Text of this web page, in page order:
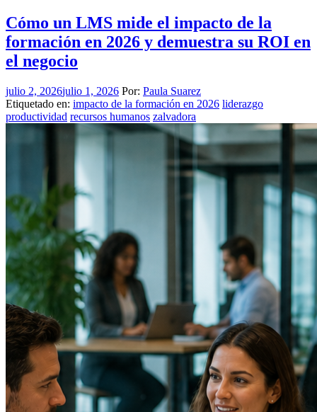
Cómo un LMS mide el impacto de la
formación en 2026 y demuestra su ROI en
el negocio
julio 2, 2026julio 1, 2026 Por: Paula Suarez
Etiquetado en: impacto de la formación en 2026 liderazgo
productividad recursos humanos zalvadora